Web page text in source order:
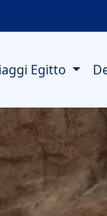
Egitto